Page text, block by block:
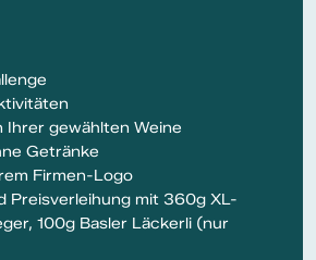
Ihrer gewählten Weine
Getränke
Firmen-Logo
Preisverleihung mit 360g XL-
100g Basler Läckerli (nur